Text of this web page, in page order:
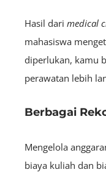
Hasil dari medical
mahasiswa
diperlukan, kamu
perawatan lebih
Berbagai
Mengelola
biaya kuliah dan